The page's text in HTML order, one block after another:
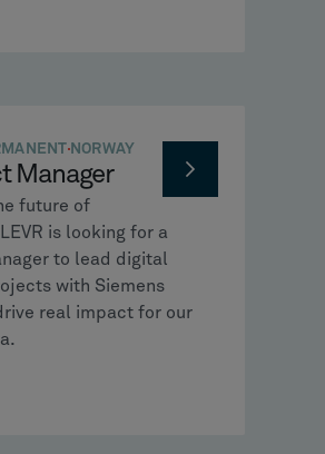
NORWAY
Manager
future of
is looking for a
to lead digital
with Siemens
real impact for our